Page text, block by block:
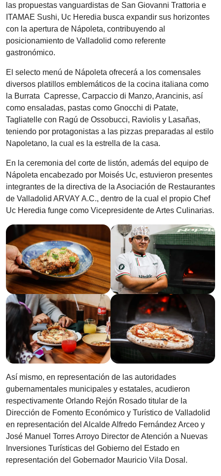
las propuestas vanguardistas de San Giovanni Trattoria e
ITAMAE Sushi, Uc Heredia busca expandir sus horizontes
con la apertura de Nápoleta, contribuyendo al
posicionamiento de Valladolid como referente
gastronómico.
El selecto menú de Nápoleta ofrecerá a los comensales
diversos platillos emblemáticos de la cocina italiana como
la Burrata Capresse, Carpaccio di Manzo, Arancinis, así
como ensaladas, pastas como Gnocchi di Patate,
Tagliatelle con Ragú de Ossobucci, Raviolis y Lasañas,
teniendo por protagonistas a las pizzas preparadas al estilo
Napoletano, la cual es la estrella de la casa.
En la ceremonia del corte de listón, además del equipo de
Nápoleta encabezado por Moisés Uc, estuvieron presentes
integrantes de la directiva de la Asociación de Restaurantes
de Valladolid ARVAY A.C., dentro de la cual el propio Chef
Uc Heredia funge como Vicepresidente de Artes Culinarias.
Así mismo, en representación de las autoridades
gubernamentales municipales y estatales, acudieron
respectivamente Orlando Rejón Rosado titular de la
Dirección de Fomento Económico y Turístico de Valladolid
en representación del Alcalde Alfredo Fernández Arceo y
José Manuel Torres Arroyo Director de Atención a Nuevas
Inversiones Turísticas del Gobierno del Estado en
representación del Gobernador Mauricio Vila Dosal.